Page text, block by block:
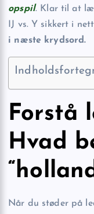
opspil. Klar til at
IJ vs. Y sikkert i
i næste krydsord.
Forstå
Hvad
Når du støder på